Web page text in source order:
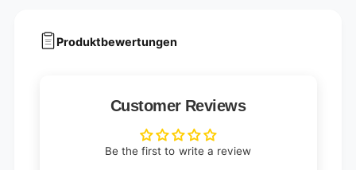
Produktbewertungen
Customer Reviews
Be the first to write a review